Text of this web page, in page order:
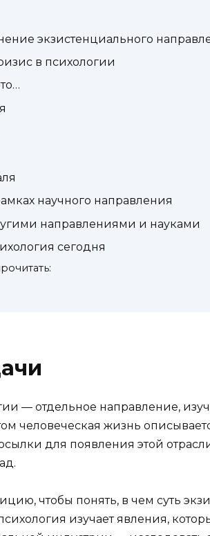
экзистенциального
в психологии
научного направления
направлениями и науками
сегодня
— отдельное направление,
человеческая жизнь
для появления этой
чтобы понять, в чем суть
изучает явления,